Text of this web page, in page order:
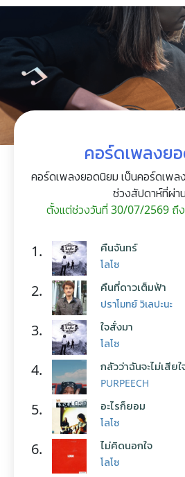
คอร์ดเพลงย
คอร์ดเพลงยอดนิยม เป็นคอร์ดเพล
ช่วงสัปดาห์ที่ผ่า
ตั้งแต่ช่วงวันที่ 30/07/2569 ถึ
1. คืนจันทร์
โลโซ
2. คืนที่ดาวเต็มฟ้า
ปราโมทย์ วิเลปะนะ
3. ใจสั่งมา
โลโซ
4. กลัวว่าฉันจะไม่เสีย
PURPEECH
5. อะไรก็ยอม
โลโซ
6. ไม่คิดนอกใจ
โลโซ